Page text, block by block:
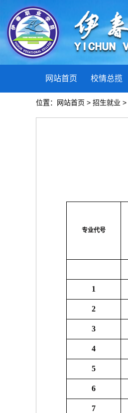
网站首页 校情总揽
位置： 网站首页 > 招生就业 >
专业代号
1
2
3
4
5
6
7